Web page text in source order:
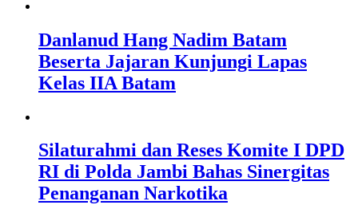
Danlanud Hang Nadim Batam
Beserta Jajaran Kunjungi Lapas
Kelas IIA Batam
Silaturahmi dan Reses Komite I DPD
RI di Polda Jambi Bahas Sinergitas
Penanganan Narkotika